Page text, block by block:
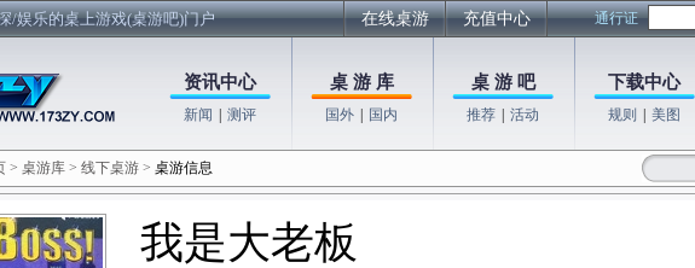
/娱乐的桌上游戏(桌游吧)门户 在线桌游 充值中心 通行证
资讯中心
新闻 测评
桌 游 库
国外 国内
桌 游 吧
推荐 活动
下载中心
规则 美图
> 桌游库 > 线下桌游 > 桌游信息
我是大老板